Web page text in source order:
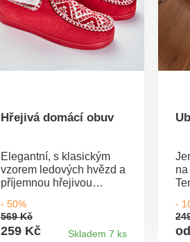
Hřejivá domácí obuv
Elegantní, s klasickým
vzorem ledových hvězd a
příjemnou hřejivou
naše pohodlné pantofle
se dobře nosí i naboso.
- 50%
569 Kč
259 Kč Skladem 7 ks
-